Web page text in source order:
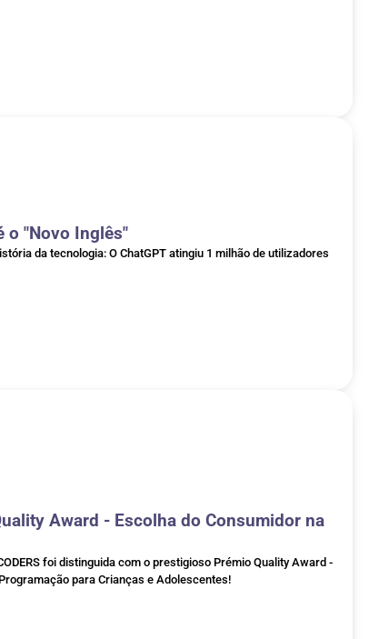
o "Novo Inglês"
da tecnologia: O ChatGPT atingiu 1 milhão de utilizadores
Award - Escolha do Consumidor na
foi distinguida com o prestigioso Prémio Quality Award -
para Crianças e Adolescentes!